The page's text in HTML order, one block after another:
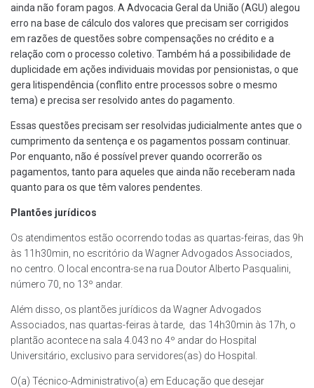
ainda não foram pagos. A Advocacia Geral da União (AGU) alegou
erro na base de cálculo dos valores que precisam ser corrigidos
em razões de questões sobre compensações no crédito e a
relação com o processo coletivo. Também há a possibilidade de
duplicidade em ações individuais movidas por pensionistas, o que
gera litispendência (conflito entre processos sobre o mesmo
tema) e precisa ser resolvido antes do pagamento.
Essas questões precisam ser resolvidas judicialmente antes que o
cumprimento da sentença e os pagamentos possam continuar.
Por enquanto, não é possível prever quando ocorrerão os
pagamentos, tanto para aqueles que ainda não receberam nada
quanto para os que têm valores pendentes.
Plantões jurídicos
Os atendimentos estão ocorrendo todas as quartas-feiras, das 9h
às 11h30min, no escritório da Wagner Advogados Associados,
no centro. O local encontra-se na rua Doutor Alberto Pasqualini,
número 70, no 13º andar.
Além disso, os plantões jurídicos da Wagner Advogados
Associados, nas quartas-feiras à tarde, das 14h30min às 17h, o
plantão acontece na sala 4.043 no 4º andar do Hospital
Universitário, exclusivo para servidores(as) do Hospital.
O(a) Técnico-Administrativo(a) em Educação que desejar